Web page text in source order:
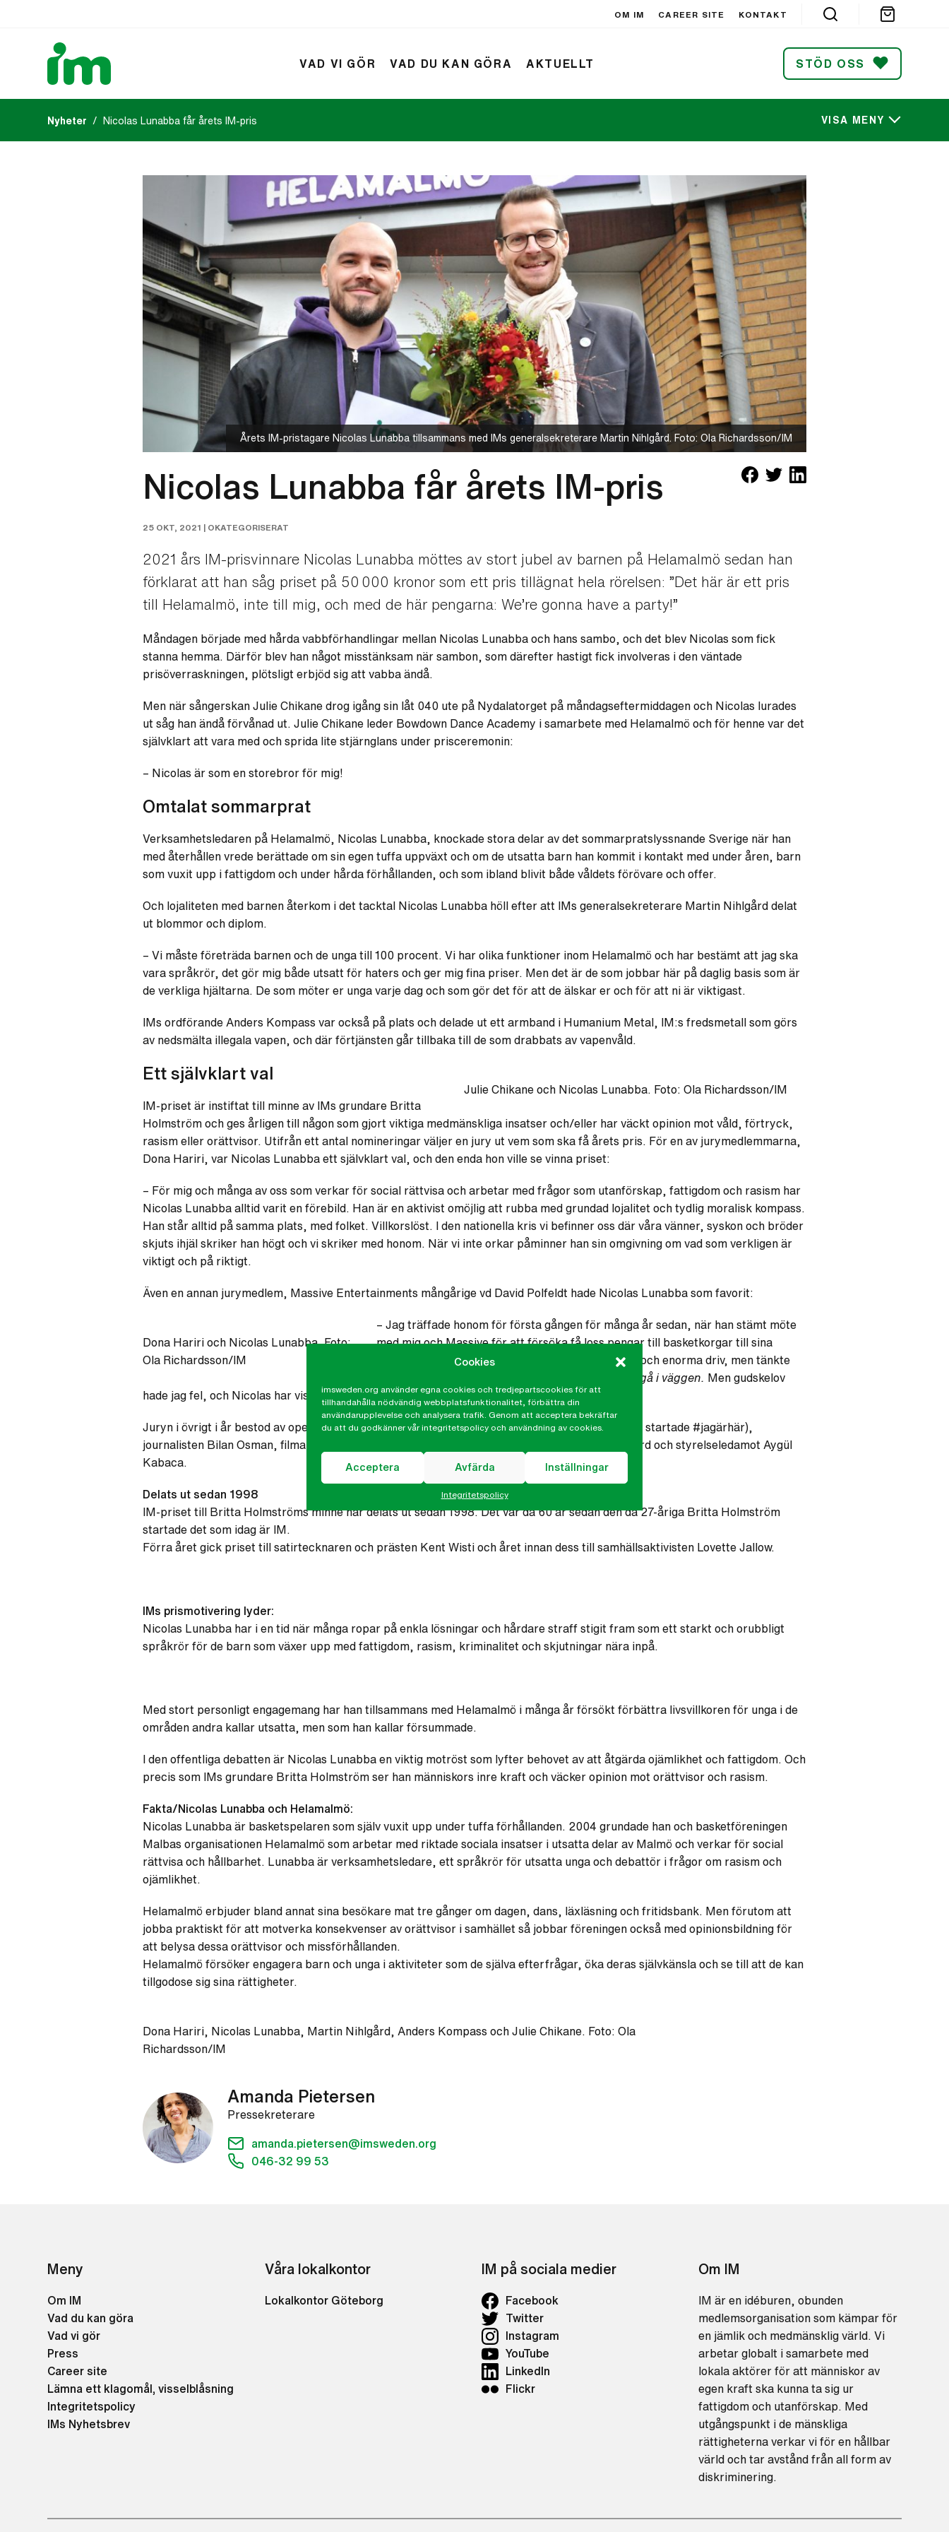
Cookies
imsweden.org använder egna cookies och tredjepartscookies för att
tillhandahålla nödvändig webbplatsfunktionalitet, förbättra din
användarupplevelse och analysera trafik. Genom att acceptera bekräftar
du att du godkänner vår integritetspolicy och användning av cookies.
Acceptera Avfärda Inställningar
Integritetspolicy
OM IM CAREER SITE KONTAKT
VAD VI GÖR VAD DU KAN GÖRA AKTUELLT STÖD OSS
SÖK
Nyheter Nicolas Lunabba får årets IM-pris VISA MENY
Årets IM-pristagare Nicolas Lunabba tillsammans med IMs generalsekreterare Martin Nihlgård. Foto: Ola Richardsson/IM
Nicolas Lunabba får årets IM-pris
25 OKT, 2021 | OKATEGORISERAT
2021 års IM-prisvinnare Nicolas Lunabba möttes av stort jubel av barnen på Helamalmö sedan han
förklarat att han såg priset på 50 000 kronor som ett pris tillägnat hela rörelsen: ”Det här är ett pris
till Helamalmö, inte till mig, och med de här pengarna: We’re gonna have a party!”
Måndagen började med hårda vabbförhandlingar mellan Nicolas Lunabba och hans sambo, och det blev Nicolas som fick
stanna hemma. Därför blev han något misstänksam när sambon, som därefter hastigt fick involveras i den väntade
prisöverraskningen, plötsligt erbjöd sig att vabba ändå.
Men när sångerskan Julie Chikane drog igång sin låt 040 ute på Nydalatorget på måndagseftermiddagen och Nicolas lurades
ut såg han ändå förvånad ut. Julie Chikane leder Bowdown Dance Academy i samarbete med Helamalmö och för henne var det
självklart att vara med och sprida lite stjärnglans under prisceremonin:
– Nicolas är som en storebror för mig!
Omtalat sommarprat
Verksamhetsledaren på Helamalmö, Nicolas Lunabba, knockade stora delar av det sommarpratslyssnande Sverige när han
med återhållen vrede berättade om sin egen tuffa uppväxt och om de utsatta barn han kommit i kontakt med under åren, barn
som vuxit upp i fattigdom och under hårda förhållanden, och som ibland blivit både våldets förövare och offer.
Och lojaliteten med barnen återkom i det tacktal Nicolas Lunabba höll efter att IMs generalsekreterare Martin Nihlgård delat
ut blommor och diplom.
– Vi måste företräda barnen och de unga till 100 procent. Vi har olika funktioner inom Helamalmö och har bestämt att jag ska
vara språkrör, det gör mig både utsatt för haters och ger mig fina priser. Men det är de som jobbar här på daglig basis som är
de verkliga hjältarna. De som möter er unga varje dag och som gör det för att de älskar er och för att ni är viktigast.
IMs ordförande Anders Kompass var också på plats och delade ut ett armband i Humanium Metal, IM:s fredsmetall som görs
av nedsmälta illegala vapen, och där förtjänsten går tillbaka till de som drabbats av vapenvåld.
Julie Chikane och Nicolas Lunabba. Foto: Ola Richardsson/IM
Ett självklart val
IM-priset är instiftat till minne av IMs grundare Britta
Holmström och ges årligen till någon som gjort viktiga medmänskliga insatser och/eller har väckt opinion mot våld, förtryck,
rasism eller orättvisor. Utifrån ett antal nomineringar väljer en jury ut vem som ska få årets pris. För en av jurymedlemmarna,
Dona Hariri, var Nicolas Lunabba ett självklart val, och den enda hon ville se vinna priset:
– För mig och många av oss som verkar för social rättvisa och arbetar med frågor som utanförskap, fattigdom och rasism har
Nicolas Lunabba alltid varit en förebild. Han är en aktivist omöjlig att rubba med grundad lojalitet och tydlig moralisk kompass.
Han står alltid på samma plats, med folket. Villkorslöst. I den nationella kris vi befinner oss där våra vänner, syskon och bröder
skjuts ihjäl skriker han högt och vi skriker med honom. När vi inte orkar påminner han sin omgivning om vad som verkligen är
viktigt och på riktigt.
Även en annan jurymedlem, Massive Entertainments mångårige vd David Polfeldt hade Nicolas Lunabba som favorit:
Dona Hariri och Nicolas Lunabba. Foto:
Ola Richardsson/IM
– Jag träffade honom för första gången för många år sedan, när han stämt möte
med mig och Massive för att försöka få loss pengar till basketkorgar till sina
ungdomar. Jag imponerades av hans engagemang och enorma driv, men tänkte
Han kan omöjligt brinna såhär utan att gå i väggen.
Men gudskelov
hade jag fel, och Nicolas har visat prov på en enorm uthållighet, driven av en inre övertygelse!
Juryn i övrigt i år bestod av operasångaren Rickard Söderberg, journalisten Mina Dennert (som startade #jagärhär),
journalisten Bilan Osman, filmaren Fredrik Gertten samt IMs generalsekreterare Martin Nihlgård och styrelseledamot Aygül
Kabaca.
Delats ut sedan 1998
IM-priset till Britta Holmströms minne har delats ut sedan 1998. Det var då 60 år sedan den då 27-åriga Britta Holmström
startade det som idag är IM.
Förra året gick priset till satirtecknaren och prästen Kent Wisti och året innan dess till samhällsaktivisten Lovette Jallow.
IMs prismotivering lyder:
Nicolas Lunabba har i en tid när många ropar på enkla lösningar och hårdare straff stigit fram som ett starkt och orubbligt
språkrör för de barn som växer upp med fattigdom, rasism, kriminalitet och skjutningar nära inpå.
Med stort personligt engagemang har han tillsammans med Helamalmö i många år försökt förbättra livsvillkoren för unga i de
områden andra kallar utsatta, men som han kallar försummade.
I den offentliga debatten är Nicolas Lunabba en viktig motröst som lyfter behovet av att åtgärda ojämlikhet och fattigdom. Och
precis som IMs grundare Britta Holmström ser han människors inre kraft och väcker opinion mot orättvisor och rasism.
Fakta/Nicolas Lunabba och Helamalmö:
Nicolas Lunabba är basketspelaren som själv vuxit upp under tuffa förhållanden. 2004 grundade han och basketföreningen
Malbas organisationen Helamalmö som arbetar med riktade sociala insatser i utsatta delar av Malmö och verkar för social
rättvisa och hållbarhet. Lunabba är verksamhetsledare, ett språkrör för utsatta unga och debattör i frågor om rasism och
ojämlikhet.
Helamalmö erbjuder bland annat sina besökare mat tre gånger om dagen, dans, läxläsning och fritidsbank. Men förutom att
jobba praktiskt för att motverka konsekvenser av orättvisor i samhället så jobbar föreningen också med opinionsbildning för
att belysa dessa orättvisor och missförhållanden.
Helamalmö försöker engagera barn och unga i aktiviteter som de själva efterfrågar, öka deras självkänsla och se till att de kan
tillgodose sig sina rättigheter.
Dona Hariri, Nicolas Lunabba, Martin Nihlgård, Anders Kompass och Julie Chikane. Foto: Ola
Richardsson/IM
Amanda Pietersen
Pressekreterare
amanda.pietersen@imsweden.org
046-32 99 53
Meny
Om IM
Vad du kan göra
Vad vi gör
Press
Career site
Lämna ett klagomål, visselblåsning
Integritetspolicy
IMs Nyhetsbrev
Våra lokalkontor
Lokalkontor Göteborg
IM på sociala medier
Facebook
Twitter
Instagram
YouTube
LinkedIn
Flickr
Om IM
IM är en idéburen, obunden
medlemsorganisation som kämpar för
en jämlik och medmänsklig värld. Vi
arbetar globalt i samarbete med
lokala aktörer för att människor av
egen kraft ska kunna ta sig ur
fattigdom och utanförskap. Med
utgångspunkt i de mänskliga
rättigheterna verkar vi för en hållbar
värld och tar avstånd från all form av
diskriminering.